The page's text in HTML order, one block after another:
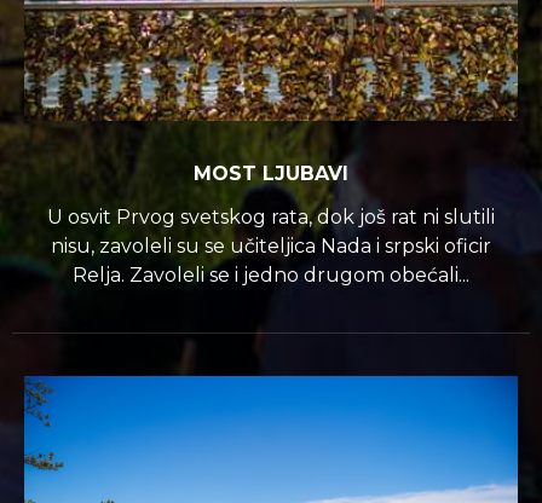
MOST LJUBAVI
U osvit Prvog svetskog rata, dok još rat ni slutili
nisu, zavoleli su se učiteljica Nada i srpski oficir
Relja. Zavoleli se i jedno drugom obećali...